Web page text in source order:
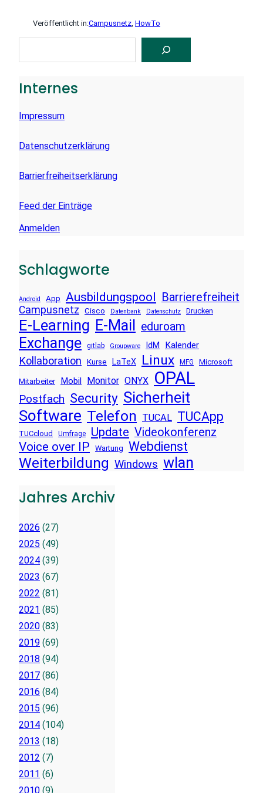
Veröffentlicht in:Campusnetz, HowTo
C
Internes
Impressum
Datenschutzerklärung
Barrierfreiheitserklärung
Feed der Einträge
Anmelden
Schlagworte
Android App Ausbildungspool Barrierefreiheit
Campusnetz Cisco Datenbank Datenschutz Drucken
E-Learning E-Mail eduroam
Exchange gitlab Groupware IdM Kalender
Kollaboration Kurse LaTeX Linux MFG Microsoft
Mitarbeiter Mobil Monitor ONYX OPAL
Postfach Security Sicherheit
Software Telefon TUCAL TUCApp
TUCcloud Umfrage Update Videokonferenz
Voice over IP Wartung Webdienst
Weiterbildung Windows wlan
Jahres Archiv
2026 (27)
2025 (49)
2024 (39)
2023 (67)
2022 (81)
2021 (85)
2020 (83)
2019 (69)
2018 (94)
2017 (86)
2016 (84)
2015 (96)
2014 (104)
2013 (18)
2012 (7)
2011 (6)
2010 (9)